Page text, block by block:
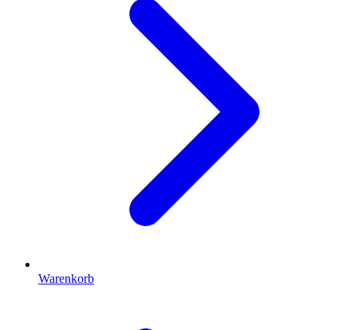
Warenkorb